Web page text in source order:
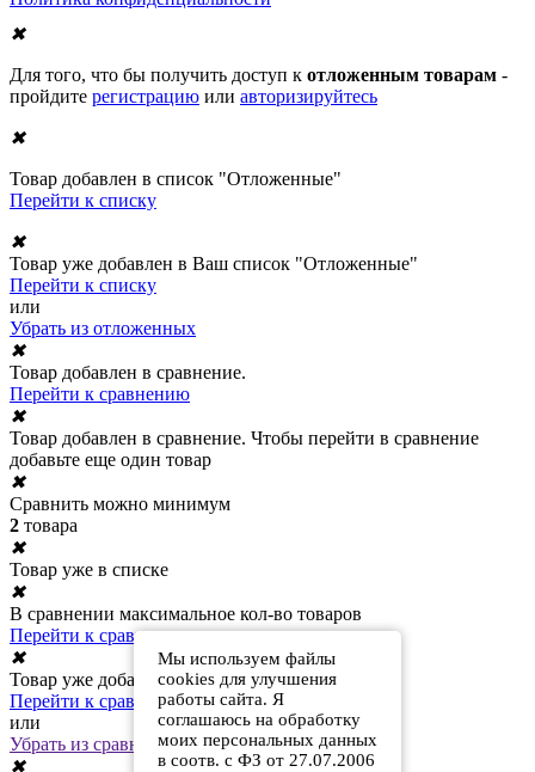
Мы используем файлы
cookies для улучшения
работы сайта. Я
соглашаюсь на обработку
моих персональных данных
в соотв. с ФЗ от 27.07.2006
✖
Для того, что бы получить доступ к отложенным товарам -
пройдите регистрацию или авторизируйтесь
✖
Товар добавлен в список "Отложенные"
Перейти к списку
✖
Товар уже добавлен в Ваш список "Отложенные"
Перейти к списку
или
Убрать из отложенных
✖
Товар добавлен в сравнение.
Перейти к сравнению
✖
Товар добавлен в сравнение. Чтобы перейти в сравнение
добавьте еще один товар
✖
Сравнить можно минимум
2 товара
✖
Товар уже в списке
✖
В сравнении максимальное кол-во товаров
Перейти к сравнению
✖
Товар уже добавлен в сравнение
Перейти к сравнению
или
Убрать из сравнения
✖